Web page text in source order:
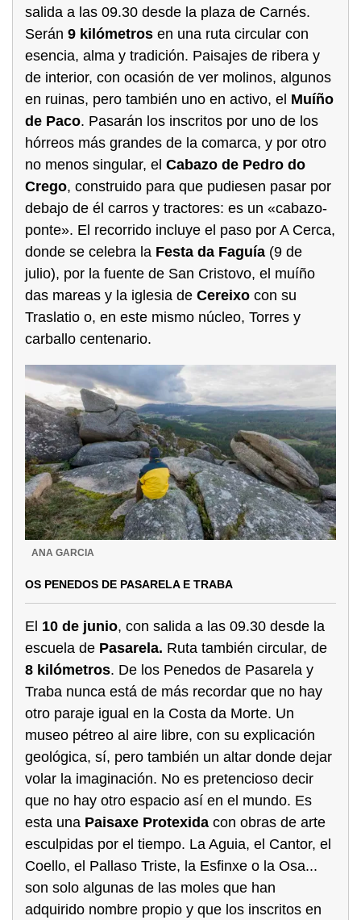
salida a las 09.30 desde la plaza de Carnés.
Serán 9 kilómetros en una ruta circular con
esencia, alma y tradición. Paisajes de ribera y
de interior, con ocasión de ver molinos, algunos
en ruinas, pero también uno en activo, el Muíño
de Paco. Pasarán los inscritos por uno de los
hórreos más grandes de la comarca, y por otro
no menos singular, el Cabazo de Pedro do
Crego, construido para que pudiesen pasar por
debajo de él carros y tractores: es un «cabazo-
ponte». El recorrido incluye el paso por A Cerca,
donde se celebra la Festa da Faguía (9 de
julio), por la fuente de San Cristovo, el muíño
das mareas y la iglesia de Cereixo con su
Traslatio o, en este mismo núcleo, Torres y
carballo centenario.
ANA GARCIA
OS PENEDOS DE PASARELA E TRABA
El 10 de junio, con salida a las 09.30 desde la
escuela de Pasarela. Ruta también circular, de
8 kilómetros. De los Penedos de Pasarela y
Traba nunca está de más recordar que no hay
otro paraje igual en la Costa da Morte. Un
museo pétreo al aire libre, con su explicación
geológica, sí, pero también un altar donde dejar
volar la imaginación. No es pretencioso decir
que no hay otro espacio así en el mundo. Es
esta una Paisaxe Protexida con obras de arte
esculpidas por el tiempo. La Aguia, el Cantor, el
Coello, el Pallaso Triste, la Esfinxe o la Osa...
son solo algunas de las moles que han
adquirido nombre propio y que los inscritos en